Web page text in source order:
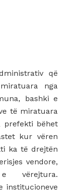
që
nga
bashki e
të miratuara
prefekti bëhet
kur vëren
ka të drejtën
vendore,
vërejtura.
institucioneve